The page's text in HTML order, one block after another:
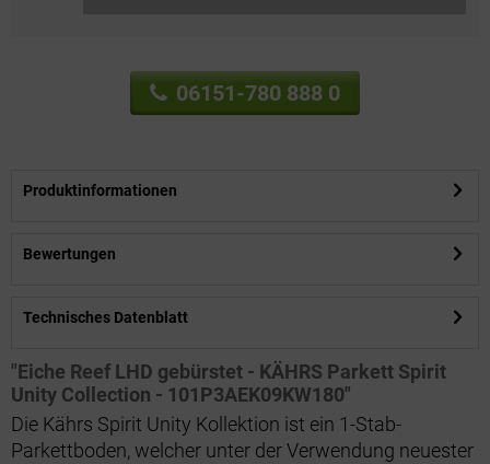
06151-780 888 0
Produktinformationen
Bewertungen
Technisches Datenblatt
"Eiche Reef LHD gebürstet - KÄHRS Parkett Spirit
Unity Collection - 101P3AEK09KW180"
Die Kährs Spirit Unity Kollektion ist ein 1-Stab-
Parkettboden, welcher unter der Verwendung neuester